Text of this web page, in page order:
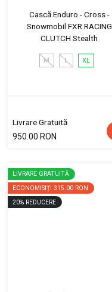
Cască Enduro - Cross -
Snowmobil FXR RACING
CLUTCH Stealth
M L XL
Livrare Gratuită
950.00 RON
LIVRARE GRATUITĂ
ECONOMISIȚI 315.00 RON
20% REDUCERE